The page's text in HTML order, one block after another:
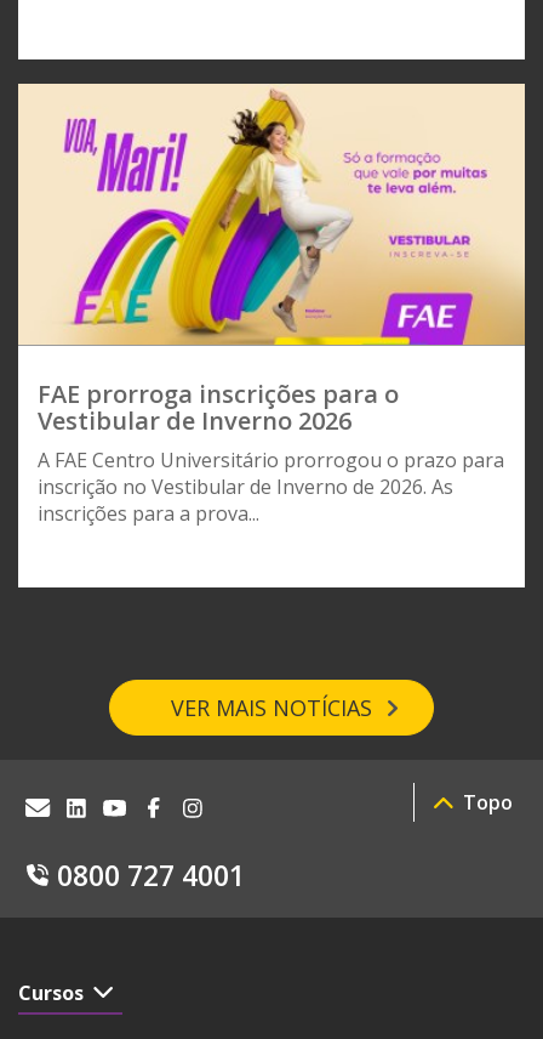
FAE prorroga inscrições para o
Vestibular de Inverno 2026
A FAE Centro Universitário prorrogou o prazo para
inscrição no Vestibular de Inverno de 2026. As
inscrições para a prova...
VER MAIS NOTÍCIAS
0800 727 4001
Topo
Cursos